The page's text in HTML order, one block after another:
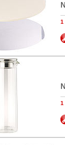
1
1